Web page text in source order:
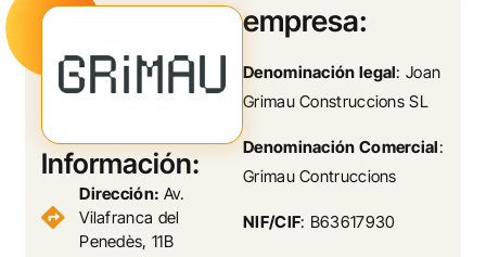
empresa:
Denominación legal: Joan
Grimau Construccions SL
Denominación Comercial:
Grimau Contruccions
NIF/CIF: B63617930
Información:
Dirección: Av.
Vilafranca del
Penedès, 11B